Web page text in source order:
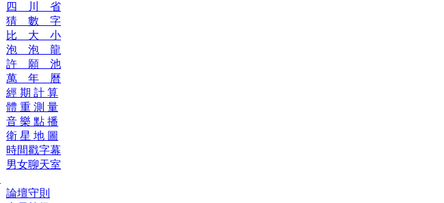
四 川 省
猜 數 字
比 大 小
泡 泡 龍
許 願 池
萬 年 曆
經 期 計 算
體 重 測 量
音 樂 點 播
衛 星 地 圖
時間戳字幕
男女聊天室
論壇守則